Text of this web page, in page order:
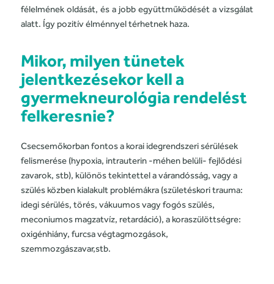
félelmének oldását, és a jobb együttműködését a vizsgálat
alatt. Így pozitív élménnyel térhetnek haza.
Mikor, milyen tünetek
jelentkezésekor kell a
gyermekneurológia rendelést
felkeresnie?
Csecsemőkorban fontos a korai idegrendszeri sérülések
felismerése (hypoxia, intrauterin -méhen belüli- fejlődési
zavarok, stb), különös tekintettel a várandósság, vagy a
szülés közben kialakult problémákra (születéskori trauma:
idegi sérülés, törés, vákuumos vagy fogós szülés,
meconiumos magzatvíz, retardáció), a koraszülöttségre:
oxigénhiány, furcsa végtagmozgások,
szemmozgászavar,stb.